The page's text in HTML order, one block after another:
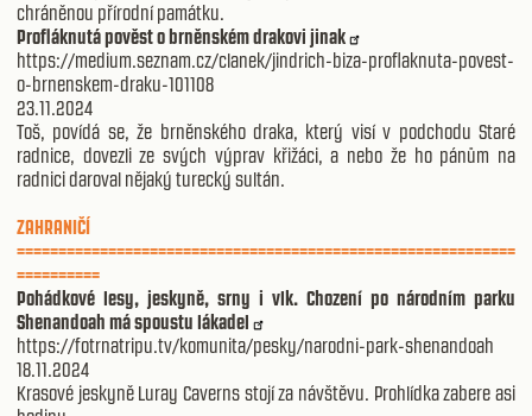
chráněnou přírodní památku.
Profláknutá pověst o brněnském drakovi jinak
https://medium.seznam.cz/clanek/jindrich-biza-proflaknuta-povest-
o-brnenskem-draku-101108
23.11.2024
Toš, povídá se, že brněnského draka, který visí v podchodu Staré
radnice, dovezli ze svých výprav křižáci, a nebo že ho pánům na
radnici daroval nějaký turecký sultán.
ZAHRANIČÍ
============================================================
==========
Pohádkové lesy, jeskyně, srny i vlk. Chození po národním parku
Shenandoah má spoustu lákadel
https://fotrnatripu.tv/komunita/pesky/narodni-park-shenandoah
18.11.2024
Krasové jeskyně Luray Caverns stojí za návštěvu. Prohlídka zabere asi